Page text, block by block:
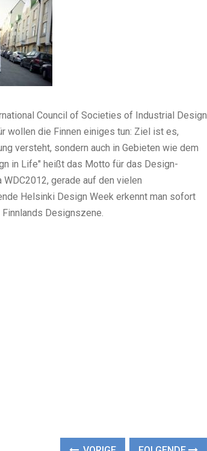
Council of Societies of Industrial Design
wollen die Finnen einiges tun: Ziel ist es,
versteht, sondern auch in Gebieten wie dem
in Life" heißt das Motto für das Design-
gerade auf den vielen
Helsinki Design Week erkennt man sofort
Designszene.